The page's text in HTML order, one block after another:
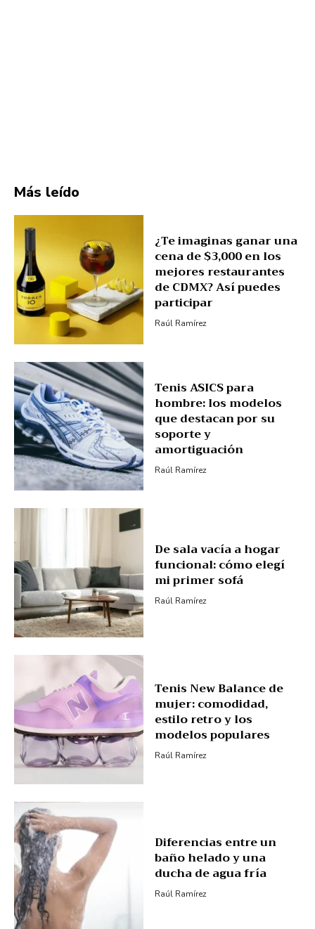
Más leído
¿Te imaginas ganar una
cena de $3,000 en los
mejores restaurantes
de CDMX? Así puedes
participar
Raúl Ramírez
Tenis ASICS para
hombre: los modelos
que destacan por su
soporte y
amortiguación
Raúl Ramírez
De sala vacía a hogar
funcional: cómo elegí
mi primer sofá
Raúl Ramírez
Tenis New Balance de
mujer: comodidad,
estilo retro y los
modelos populares
Raúl Ramírez
Diferencias entre un
baño helado y una
ducha de agua fría
Raúl Ramírez